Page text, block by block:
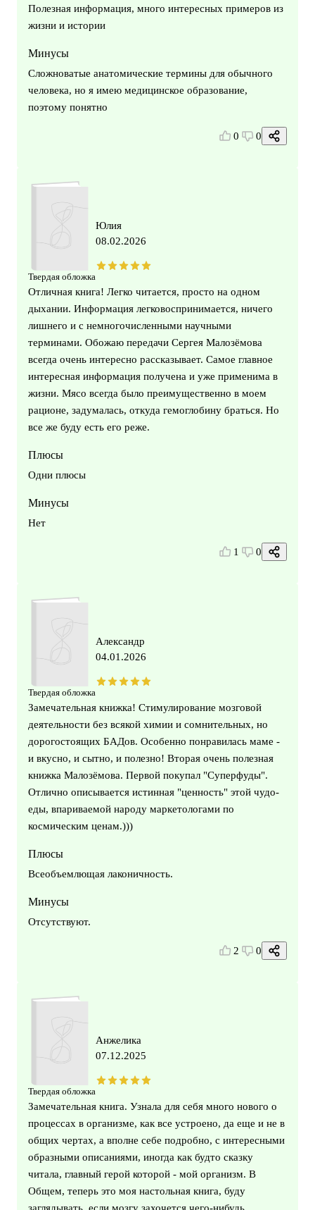
Полезная информация, много интересных примеров из
жизни и истории
Минусы
Сложноватые анатомические термины для обычного
человека, но я имею медицинское образование,
поэтому понятно
0 0
Твердая обложка
Юлия
08.02.2026
Отличная книга! Легко читается, просто на одном
дыхании. Информация легковоспринимается, ничего
лишнего и с немногочисленными научными
терминами. Обожаю передачи Сергея Малозёмова
всегда очень интересно рассказывает. Самое главное
интересная информация получена и уже применима в
жизни. Мясо всегда было преимущественно в моем
рационе, задумалась, откуда гемоглобину браться. Но
все же буду есть его реже.
Плюсы
Одни плюсы
Минусы
Нет
1 0
Твердая обложка
Александр
04.01.2026
Замечательная книжка! Стимулирование мозговой
деятельности без всякой химии и сомнительных, но
дорогостоящих БАДов. Особенно понравилась маме -
и вкусно, и сытно, и полезно! Вторая очень полезная
книжка Малозёмова. Первой покупал "Суперфуды".
Отлично описывается истинная "ценность" этой чудо-
еды, впариваемой народу маркетологами по
космическим ценам.)))
Плюсы
Всеобъемлющая лаконичность.
Минусы
Отсутствуют.
2 0
Твердая обложка
Анжелика
07.12.2025
Замечательная книга. Узнала для себя много нового о
процессах в организме, как все устроено, да еще и не в
общих чертах, а вполне себе подробно, с интересными
образными описаниями, иногда как будто сказку
читала, главный герой которой - мой организм. В
Общем, теперь это моя настольная книга, буду